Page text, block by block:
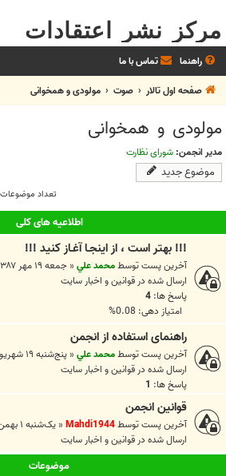
مرکز نشر اعتقادات
راهنما تماس با ما
صفحه اول تالار
صوت مولودی و همخوانی
مولودی و همخوانی
مدیر انجمن: شورای نظارت
موضوع جدید
تعداد موضوعات 172
اطلاعیه های کلی
!!! بهتر است ، از اينجـا آغـاز کنيد !!!
آخرین پست توسطمحمد علي« جمعه ۱۹ مهر ۱۳۸۷, ۶:۳۹ ب.ظ
ارسال شده در قوانين و اخبار سايت
پاسخ ها: 4
امتیاز دهی: 0.08%
راهنمای استفاده از انجمن
آخرین پست توسطمحمد علي« پنج‌شنبه ۱۹ شهریور ۱۳۸۸, ۱:۰۸ ب.ظ
ارسال شده در قوانين و اخبار سايت
پاسخ ها: 1
قوانین انجمن
آخرین پست توسطMahdi1944
« یک‌شنبه ۱ بهمن ۱۳۸۵, ۱۲:۰۰ ب.ظ
ارسال شده در قوانين و اخبار سايت
موضوعات